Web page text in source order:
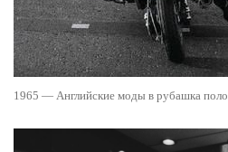
1965 — Английские моды в рубашка поло